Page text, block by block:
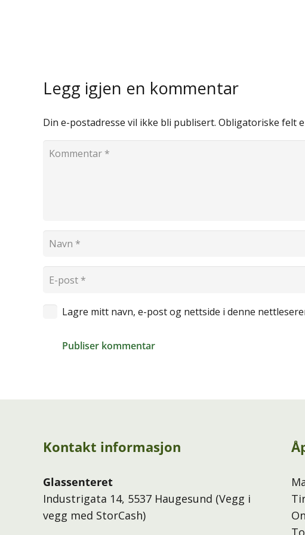
Legg igjen en kommentar
Din e-postadresse vil ikke bli publisert. Obligatoriske felt
Lagre mitt navn, e-post og nettside i denne
Publiser kommentar
Kontakt informasjon
Glassenteret
Industrigata 14, 5537 Haugesund (Vegg i
vegg med StorCash)